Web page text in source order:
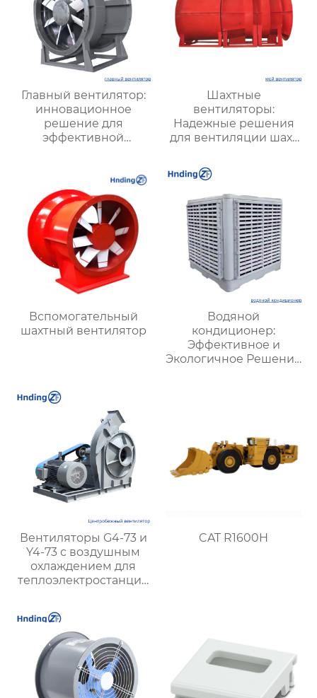
Главный вентилятор:
инновационное
решение для
эффективной
Шахтные
вентиляторы:
Надежные решения
для вентиляции шахт
| Купить с доставкой
Вспомогательный
шахтный вентилятор
Водяной
кондиционер:
Эффективное и
Экологичное Решение
Вентиляторы G4-73 и
Y4-73 с воздушным
охлаждением для
теплоэлектростанций
эффективность и
низкий уровень шума
CAT R1600H